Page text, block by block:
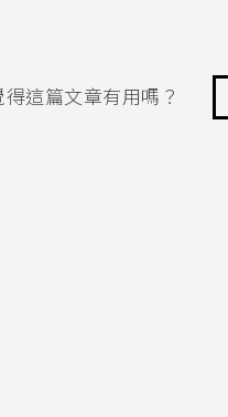
得這篇文章有用嗎？